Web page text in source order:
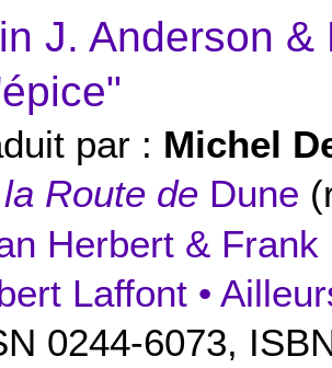
J. Anderson &
par : Michel
la Route de Dune
Herbert & Frank
Laffont •
0244-6073,